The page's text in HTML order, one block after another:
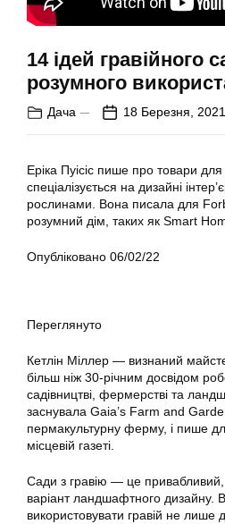
14 ідей гравійного
розумного
Дача 18 Березня, 2021
Еріка Пуісіс пише про товари
спеціалізується на дизайні
рослинами. Вона писала для
розумний дім, таких як Smart
Опубліковано 06/02/22
Переглянуто
Кетлін Міллер — визнаний
більш ніж 30-річним досвідом
садівництві, фермерстві та
заснувала Gaia’s Farm and
пермакультурну ферму, і пише
місцевій газеті.
Сади з гравію — це
варіант ландшафтного дизайну.
використовувати гравій не лише